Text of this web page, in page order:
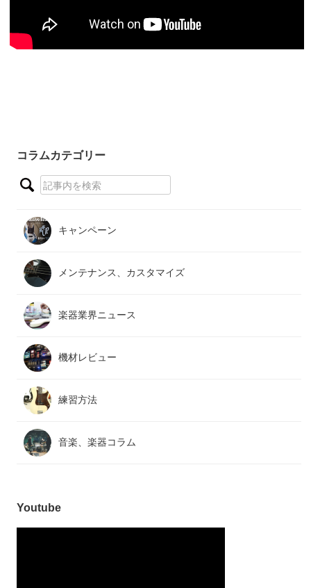
コラムカテゴリー
キャンペーン
メンテナンス、カスタマイズ
楽器業界ニュース
機材レビュー
練習方法
音楽、楽器コラム
Youtube